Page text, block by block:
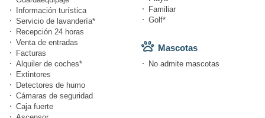
Información turística
Servicio de lavandería*
Recepción 24 horas
Venta de entradas
Facturas
Alquiler de coches*
Extintores
Detectores de humo
Cámaras de seguridad
Caja fuerte
Familiar
Golf*
Mascotas
No admite mascotas